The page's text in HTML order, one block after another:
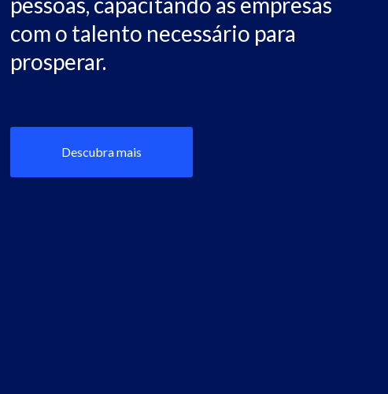
com o talento necessário para
prosperar.
Descubra mais